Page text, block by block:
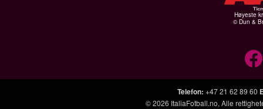
Høyeste
© Dun &
Telefon: +47 21 62 89 60
© 2026 ItaliaFotball.no, Alle